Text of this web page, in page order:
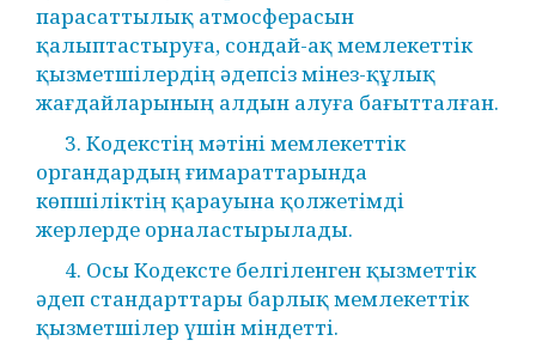
парасаттылық атмосферасын
қалыптастыруға, сондай-ақ мемлекеттік
қызметшілердің әдепсіз мінез-құлық
жағдайларының алдын алуға бағытталған.
3. Кодекстің мәтіні мемлекеттік
органдардың ғимараттарында
көпшіліктің қарауына қолжетімді
жерлерде орналастырылады.
4. Осы Кодексте белгіленген қызметтік
әдеп стандарттары барлық мемлекеттік
қызметшілер үшін міндетті.